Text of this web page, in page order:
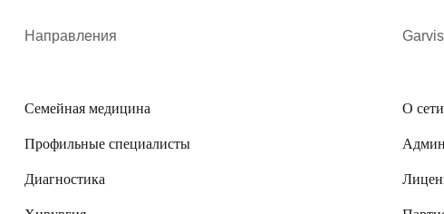
Направления
Семейная медицина
Профильные специалисты
Диагностика
Garvis
О сети